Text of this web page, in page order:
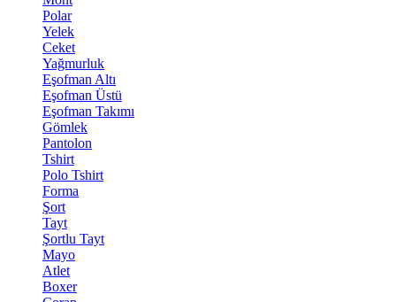
Polar
Yelek
Ceket
Yağmurluk
Eşofman Altı
Eşofman Üstü
Eşofman Takımı
Gömlek
Pantolon
Tshirt
Polo Tshirt
Forma
Şort
Tayt
Şortlu Tayt
Mayo
Atlet
Boxer